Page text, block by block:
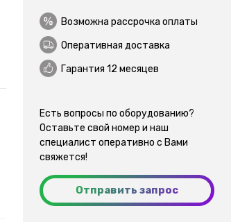
Возможна рассрочка оплаты
Оперативная доставка
Гарантия 12 месяцев
Есть вопросы по оборудованию?
Оставьте свой номер и наш
специалист оперативно с Вами
свяжется!
Отправить запрос